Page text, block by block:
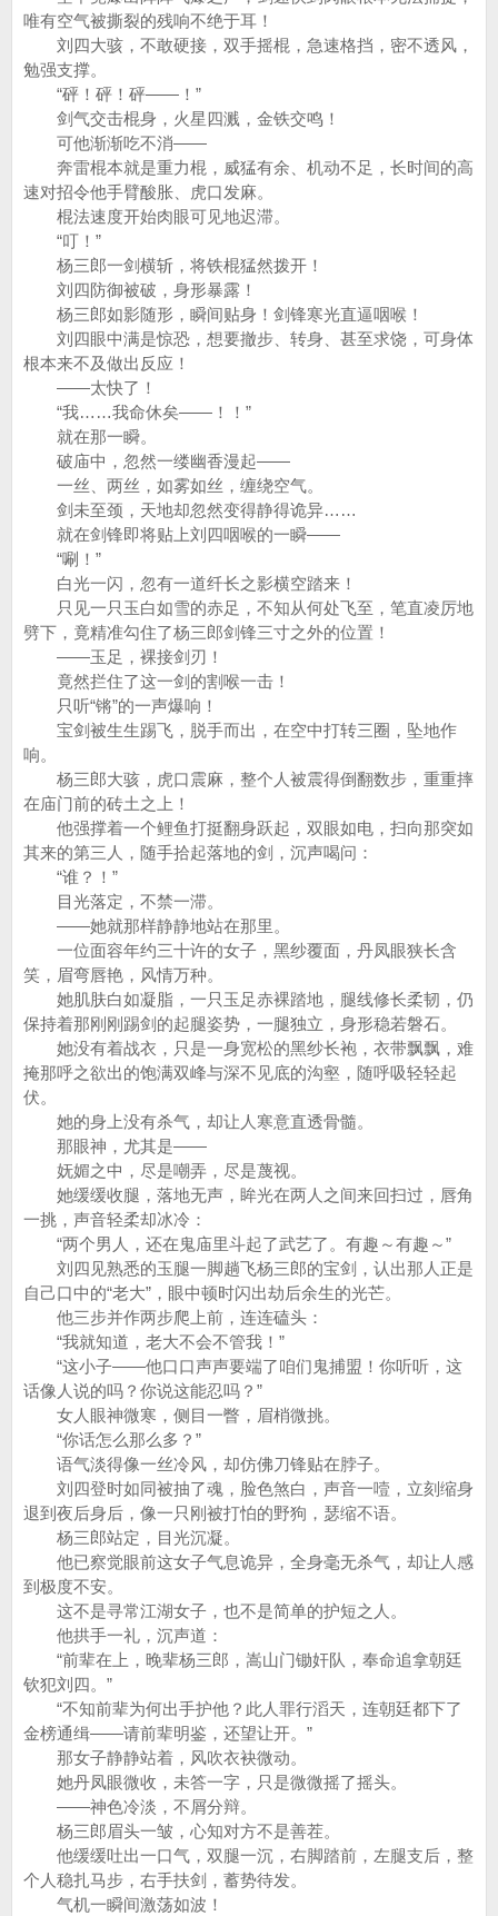
唯有空气被撕裂的残响不绝于耳！
刘四大骇，不敢硬接，双手摇棍，急速格挡，密不透风，
勉强支撑。
“砰！砰！砰——！”
剑气交击棍身，火星四溅，金铁交鸣！
可他渐渐吃不消——
奔雷棍本就是重力棍，威猛有余、机动不足，长时间的高
速对招令他手臂酸胀、虎口发麻。
棍法速度开始肉眼可见地迟滞。
“叮！”
杨三郎一剑横斩，将铁棍猛然拨开！
刘四防御被破，身形暴露！
杨三郎如影随形，瞬间贴身！剑锋寒光直逼咽喉！
刘四眼中满是惊恐，想要撤步、转身、甚至求饶，可身体
根本来不及做出反应！
——太快了！
“我……我命休矣——！！”
就在那一瞬。
破庙中，忽然一缕幽香漫起——
一丝、两丝，如雾如丝，缠绕空气。
剑未至颈，天地却忽然变得静得诡异……
就在剑锋即将贴上刘四咽喉的一瞬——
“唰！”
白光一闪，忽有一道纤长之影横空踏来！
只见一只玉白如雪的赤足，不知从何处飞至，笔直凌厉地
劈下，竟精准勾住了杨三郎剑锋三寸之外的位置！
——玉足，裸接剑刃！
竟然拦住了这一剑的割喉一击！
只听“锵”的一声爆响！
宝剑被生生踢飞，脱手而出，在空中打转三圈，坠地作
响。
杨三郎大骇，虎口震麻，整个人被震得倒翻数步，重重摔
在庙门前的砖土之上！
他强撑着一个鲤鱼打挺翻身跃起，双眼如电，扫向那突如
其来的第三人，随手拾起落地的剑，沉声喝问：
“谁？！”
目光落定，不禁一滞。
——她就那样静静地站在那里。
一位面容年约三十许的女子，黑纱覆面，丹凤眼狭长含
笑，眉弯唇艳，风情万种。
她肌肤白如凝脂，一只玉足赤裸踏地，腿线修长柔韧，仍
保持着那刚刚踢剑的起腿姿势，一腿独立，身形稳若磐石。
她没有着战衣，只是一身宽松的黑纱长袍，衣带飘飘，难
掩那呼之欲出的饱满双峰与深不见底的沟壑，随呼吸轻轻起
伏。
她的身上没有杀气，却让人寒意直透骨髓。
那眼神，尤其是——
妩媚之中，尽是嘲弄，尽是蔑视。
她缓缓收腿，落地无声，眸光在两人之间来回扫过，唇角
一挑，声音轻柔却冰冷：
“两个男人，还在鬼庙里斗起了武艺了。有趣～有趣～”
刘四见熟悉的玉腿一脚趟飞杨三郎的宝剑，认出那人正是
自己口中的“老大”，眼中顿时闪出劫后余生的光芒。
他三步并作两步爬上前，连连磕头：
“我就知道，老大不会不管我！”
“这小子——他口口声声要端了咱们鬼捕盟！你听听，这
话像人说的吗？你说这能忍吗？”
女人眼神微寒，侧目一瞥，眉梢微挑。
“你话怎么那么多？”
语气淡得像一丝冷风，却仿佛刀锋贴在脖子。
刘四登时如同被抽了魂，脸色煞白，声音一噎，立刻缩身
退到夜后身后，像一只刚被打怕的野狗，瑟缩不语。
杨三郎站定，目光沉凝。
他已察觉眼前这女子气息诡异，全身毫无杀气，却让人感
到极度不安。
这不是寻常江湖女子，也不是简单的护短之人。
他拱手一礼，沉声道：
“前辈在上，晚辈杨三郎，嵩山门锄奸队，奉命追拿朝廷
钦犯刘四。”
“不知前辈为何出手护他？此人罪行滔天，连朝廷都下了
金榜通缉——请前辈明鉴，还望让开。”
那女子静静站着，风吹衣袂微动。
她丹凤眼微收，未答一字，只是微微摇了摇头。
——神色冷淡，不屑分辩。
杨三郎眉头一皱，心知对方不是善茬。
他缓缓吐出一口气，双腿一沉，右脚踏前，左腿支后，整
个人稳扎马步，右手扶剑，蓄势待发。
气机一瞬间激荡如波！